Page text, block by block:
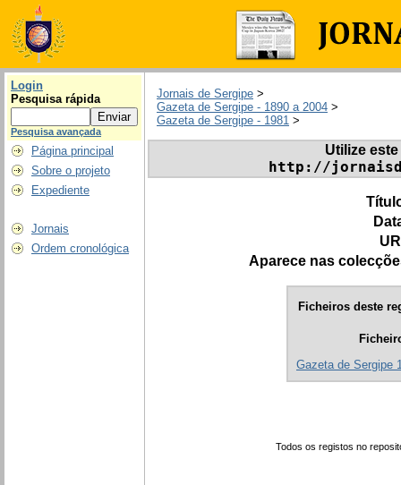
Login
Pesquisa rápida
Pesquisa avançada
Página principal
Sobre o projeto
Expediente
Jornais
Ordem cronológica
Jornais de Sergipe >
Gazeta de Sergipe - 1890 a 2004 >
Gazeta de Sergipe - 1981 >
Utilize
http://
Aparece nas
Ficheiros deste
Gazeta de Sergipe
Todos os registos no